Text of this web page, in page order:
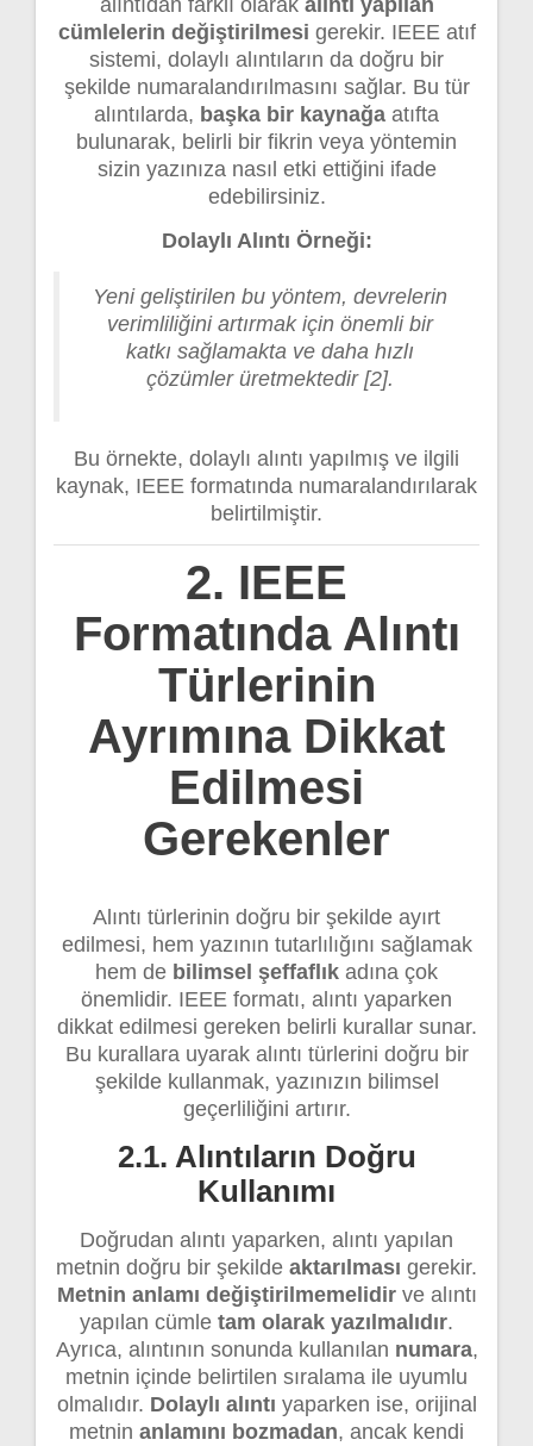
alıntıdan farklı olarak alıntı yapılan
cümlelerin değiştirilmesi gerekir. IEEE atıf
sistemi, dolaylı alıntıların da doğru bir
şekilde numaralandırılmasını sağlar. Bu tür
alıntılarda, başka bir kaynağa atıfta
bulunarak, belirli bir fikrin veya yöntemin
sizin yazınıza nasıl etki ettiğini ifade
edebilirsiniz.
Dolaylı Alıntı Örneği:
Yeni geliştirilen bu yöntem, devrelerin
verimliliğini artırmak için önemli bir
katkı sağlamakta ve daha hızlı
çözümler üretmektedir [2].
Bu örnekte, dolaylı alıntı yapılmış ve ilgili
kaynak, IEEE formatında numaralandırılarak
belirtilmiştir.
2. IEEE
Formatında Alıntı
Türlerinin
Ayrımına Dikkat
Edilmesi
Gerekenler
Alıntı türlerinin doğru bir şekilde ayırt
edilmesi, hem yazının tutarlılığını sağlamak
hem de bilimsel şeffaflık adına çok
önemlidir. IEEE formatı, alıntı yaparken
dikkat edilmesi gereken belirli kurallar sunar.
Bu kurallara uyarak alıntı türlerini doğru bir
şekilde kullanmak, yazınızın bilimsel
geçerliliğini artırır.
2.1. Alıntıların Doğru
Kullanımı
Doğrudan alıntı yaparken, alıntı yapılan
metnin doğru bir şekilde aktarılması gerekir.
Metnin anlamı değiştirilmemelidirve alıntı
yapılan cümle tam olarak yazılmalıdır.
Ayrıca, alıntının sonunda kullanılan numara,
metnin içinde belirtilen sıralama ile uyumlu
olmalıdır. Dolaylı alıntı yaparken ise, orijinal
metnin anlamını bozmadan, ancak kendi